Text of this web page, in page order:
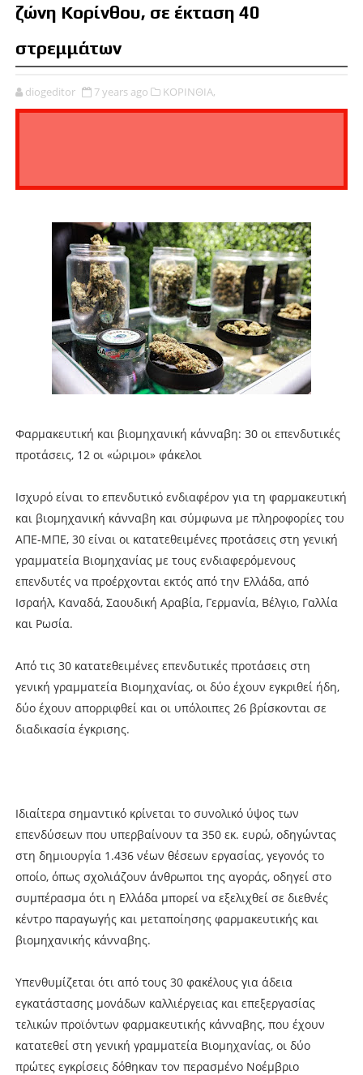
ζώνη Κορίνθου, σε έκταση 40
στρεμμάτων
diogeditor 7 years ago ΚΟΡΙΝΘΙΑ,
Φαρμακευτική και βιομηχανική κάνναβη: 30 οι επενδυτικές
προτάσεις, 12 οι «ώριμοι» φάκελοι
Ισχυρό είναι το επενδυτικό ενδιαφέρον για τη φαρμακευτική
και βιομηχανική κάνναβη και σύμφωνα με πληροφορίες του
ΑΠΕ-ΜΠΕ, 30 είναι οι κατατεθειμένες προτάσεις στη γενική
γραμματεία Βιομηχανίας με τους ενδιαφερόμενους
επενδυτές να προέρχονται εκτός από την Ελλάδα, από
Ισραήλ, Καναδά, Σαουδική Αραβία, Γερμανία, Βέλγιο, Γαλλία
και Ρωσία.
Από τις 30 κατατεθειμένες επενδυτικές προτάσεις στη
γενική γραμματεία Βιομηχανίας, οι δύο έχουν εγκριθεί ήδη,
δύο έχουν απορριφθεί και οι υπόλοιπες 26 βρίσκονται σε
διαδικασία έγκρισης.
Ιδιαίτερα σημαντικό κρίνεται το συνολικό ύψος των
επενδύσεων που υπερβαίνουν τα 350 εκ. ευρώ, οδηγώντας
στη δημιουργία 1.436 νέων θέσεων εργασίας, γεγονός το
οποίο, όπως σχολιάζουν άνθρωποι της αγοράς, οδηγεί στο
συμπέρασμα ότι η Ελλάδα μπορεί να εξελιχθεί σε διεθνές
κέντρο παραγωγής και μεταποίησης φαρμακευτικής και
βιομηχανικής κάνναβης.
Υπενθυμίζεται ότι από τους 30 φακέλους για άδεια
εγκατάστασης μονάδων καλλιέργειας και επεξεργασίας
τελικών προϊόντων φαρμακευτικής κάνναβης, που έχουν
κατατεθεί στη γενική γραμματεία Βιομηχανίας, οι δύο
πρώτες εγκρίσεις δόθηκαν τον περασμένο Νοέμβριο